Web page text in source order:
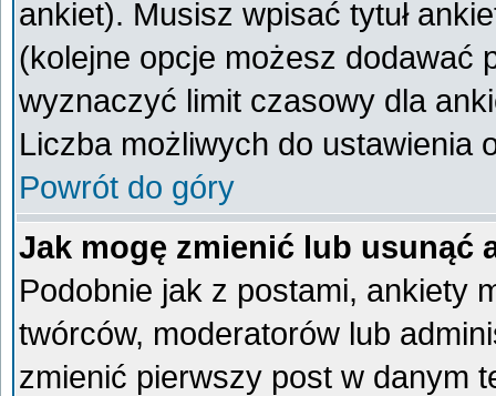
ankiet). Musisz wpisać tytuł
(kolejne opcje możesz dodawać
wyznaczyć limit czasowy dla
Liczba możliwych do ustawienia
Powrót do góry
Jak mogę zmienić lub usunąć
Podobnie jak z postami, ankiety
twórców, moderatorów lub
zmienić pierwszy post w danym